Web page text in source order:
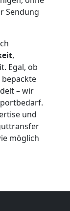
Sendung
,
Egal, ob
bepackte
– wir
und
möglich